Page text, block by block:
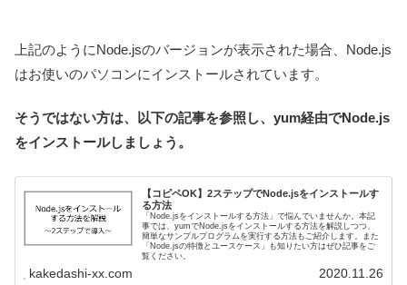
上記のようにNode.jsのバージョンが表示された場合、Node.js
はお使いのパソコンにインストールされています。
そうではない方は、以下の記事を参照し、yum経由でNode.js
をインストールしましょう。
【コピペOK】2ステップでNode.jsをインストールす
る方法
「Node.jsをインストールする方法」で悩んでいませんか。本記
事では、yumでNode.jsをインストールする方法を解説しつつ、
簡単なサンプルプログラムを実行する方法もご紹介します。また
「Node.jsの特徴とユースケース」も知りたい方はぜひ記事をご
覧ください。
kakedashi-xx.com 2020.11.26